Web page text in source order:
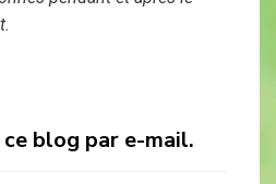
blog par e-mail.